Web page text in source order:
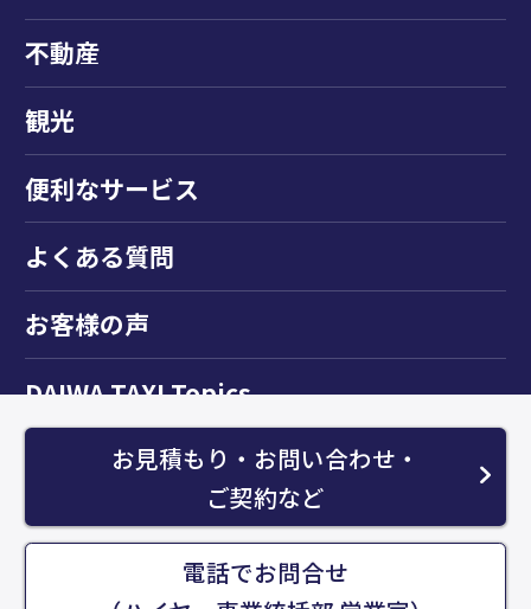
お見積もり・お問い合わせ・
ご契約など
電話でお問合せ
不動産
観光
便利なサービス
よくある質問
お客様の声
DAIWA TAXI Topics
お知らせ
運送約款
個人情報保護方針について